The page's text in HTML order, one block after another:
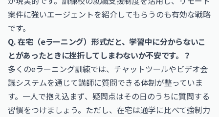
案件に強いエージェントを紹介してもらうのも有効な戦略
です。
Q. 在宅（eラーニング）形式だと、学習中に分からないこ
とがあったときに挫折してしまわないか不安です。？
多くのeラーニング訓練では、チャットツールやビデオ会
議システムを通じて講師に質問できる体制が整っていま
す。一人で抱え込まず、疑問点はその日のうちに質問する
習慣をつけましょう。ただし、在宅は通学に比べて強制力